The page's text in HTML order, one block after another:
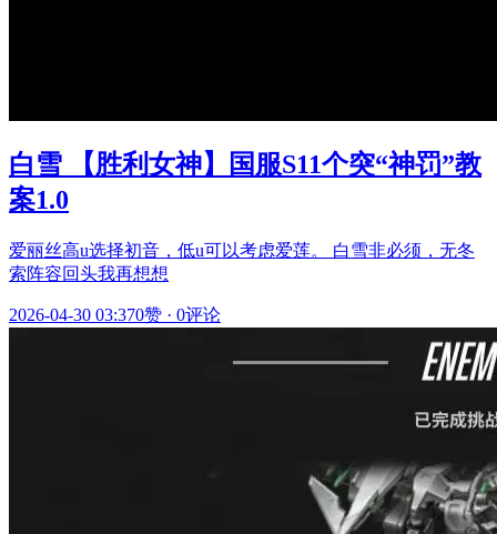
白雪 【胜利女神】国服S11个突“神罚”教
案1.0
爱丽丝高u选择初音，低u可以考虑爱莲。 白雪非必须，无冬
索阵容回头我再想想
2026-04-30 03:370赞 · 0评论